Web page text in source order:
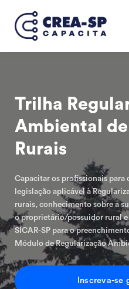
Trilha
Ambiental
Rurais
Capacitar os profissionais para
legislação aplicável à
rurais, conhecimento sobre a
o proprietário/possuidor rural
SICAR-SP para o
Módulo de Regularização
Inscreva-se